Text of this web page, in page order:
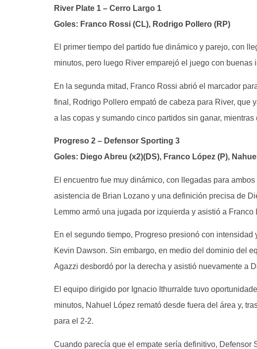
River Plate 1 – Cerro Largo 1
Goles: Franco Rossi (CL), Rodrigo Pollero (RP)
El primer tiempo del partido fue dinámico y parejo, con
minutos, pero luego River emparejó el juego con buenas
En la segunda mitad, Franco Rossi abrió el marcador
final, Rodrigo Pollero empató de cabeza para River, que
a las copas y sumando cinco partidos sin ganar,
Progreso 2 – Defensor Sporting 3
Goles: Diego Abreu (x2)(DS), Franco López (P),
El encuentro fue muy dinámico, con llegadas para
asistencia de Brian Lozano y una definición precisa de
Lemmo armó una jugada por izquierda y asistió a
En el segundo tiempo, Progreso presionó con
Kevin Dawson. Sin embargo, en medio del dominio del
Agazzi desbordó por la derecha y asistió nuevamente a
El equipo dirigido por Ignacio Ithurralde tuvo
minutos, Nahuel López remató desde fuera del área y,
para el 2-2.
Cuando parecía que el empate sería definitivo,